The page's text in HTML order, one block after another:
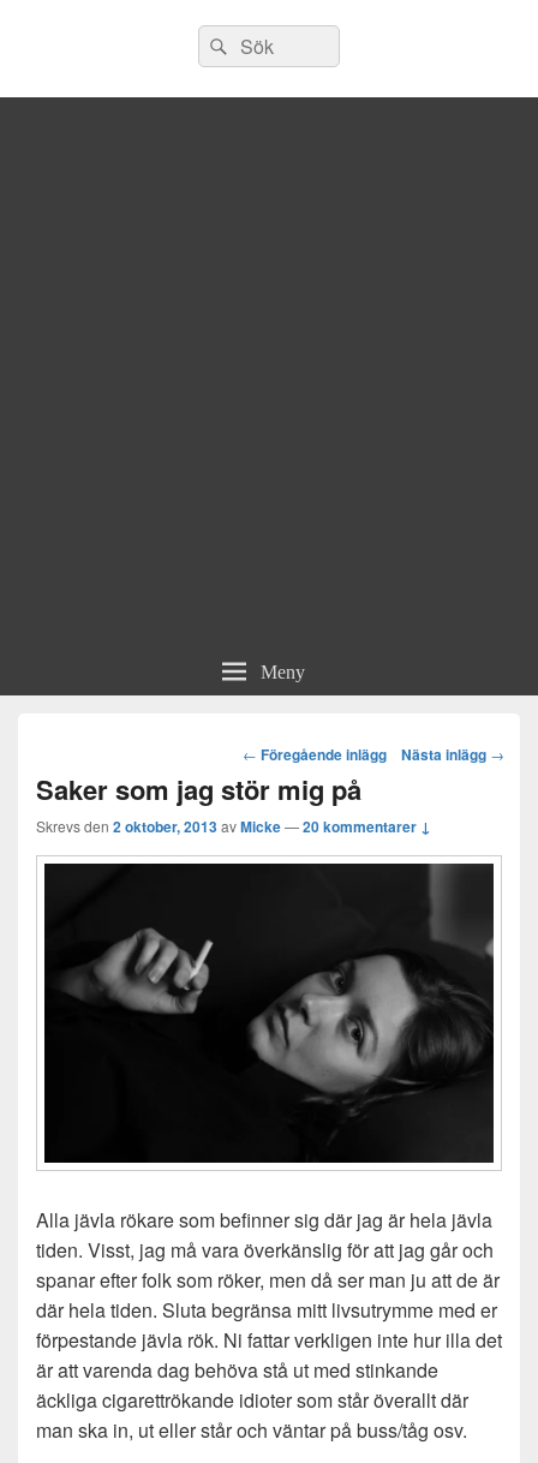
Sök
efter:
Sök
Meny
Post
navigation
← Föregående inlägg Nästa inlägg →
Saker som jag stör mig på
Skrevs den 2 oktober, 2013avMicke—20 kommentarer ↓
Alla jävla rökare som befinner sig där jag är hela jävla
tiden. Visst, jag må vara överkänslig för att jag går och
spanar efter folk som röker, men då ser man ju att de är
där hela tiden. Sluta begränsa mitt livsutrymme med er
förpestande jävla rök. Ni fattar verkligen inte hur illa det
är att varenda dag behöva stå ut med stinkande
äckliga cigarettrökande idioter som står överallt där
man ska in, ut eller står och väntar på buss/tåg osv.